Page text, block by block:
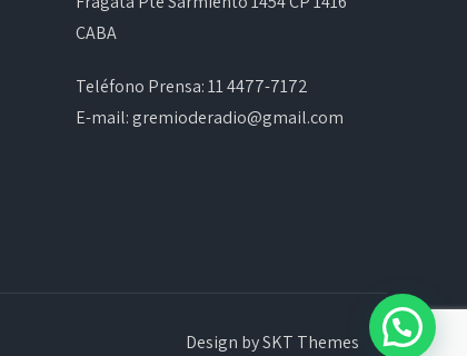
CABA
Teléfono Prensa:11 4477-7172
E-mail:gremioderadio@gmail.com
Design by SKT Themes